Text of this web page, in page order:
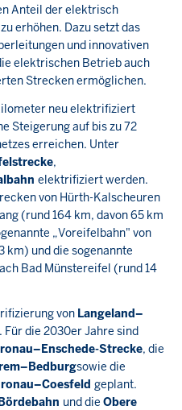
Anteil der elektrisch
erhöhen. Dazu setzt das
und innovativen
elektrischen Betrieb auch
Strecken ermöglichen.
neu elektrifiziert
Steigerung auf bis zu 72
erreichen. Unter
,
elektrifiziert werden.
von Hürth-Kalscheuren
(rund 164 km, davon 65 km
„Voreifelbahn" von
km) und die sogenannte
Bad Münstereifel (rund 14
von Langeland–
Für die 2030er Jahre sind
Strecke, die
sowie die
geplant.
und die Obere